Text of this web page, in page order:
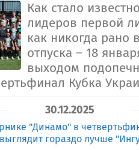
Как стало
лидеров первой
как никогда рано
отпуска – 18
выходом
Кубка
30.12.2025
"Динамо" в
гораздо лучше